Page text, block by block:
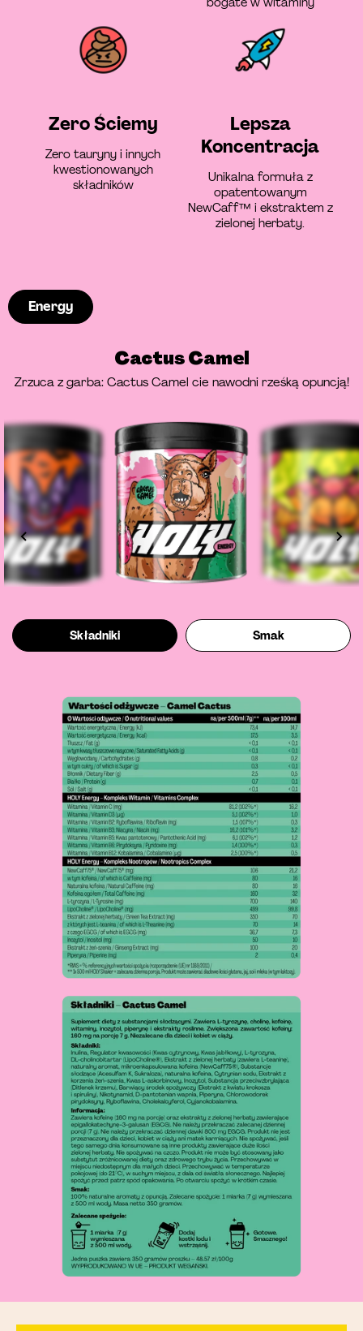
Zero Ściemy
Zero tauryny i innych
kwestionowanych
składników
Lepsza
Koncentracja
Unikalna formuła z
opatentowanym
NewCaff™ i ekstraktem z
zielonej herbaty.
Energy
Cactus Camel
Zrzuca z garba: Cactus Camel cie nawodni rześką opuncją!
Składniki Smak